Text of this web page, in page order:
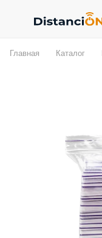
Главная Каталог